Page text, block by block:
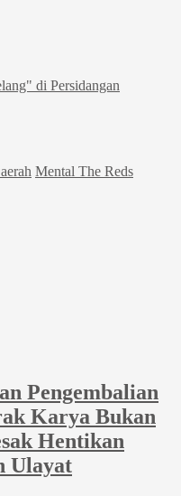
di Persidangan
Mental The Reds
Pengembalian
Karya Bukan
Hentikan
Ulayat